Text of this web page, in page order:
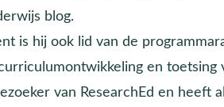
blog.
is hij ook lid van de
en toetsing
van ResearchEd en heeft